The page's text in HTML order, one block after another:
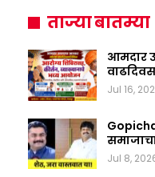
ताज्या बातम्या
आमदार
Jul 16,
Jul 8,